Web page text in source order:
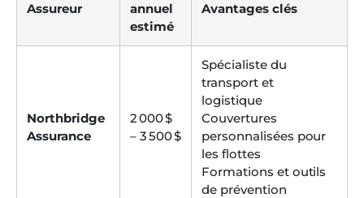
Assureur
annuel
estimé
Avantages clés
Northbridge
Assurance
2 000 $
– 3 500 $
Spécialiste du
transport et
logistique
Couvertures
personnalisées pour
les flottes
Formations et outils
de prévention